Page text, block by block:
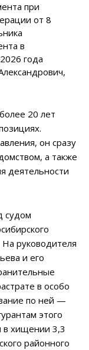
при
от 8
в
года
20 лет
он сразу
а также
деятельности
судом
руководителя
и его
в особо
по ней —
этого
в хищении 3,3
районного